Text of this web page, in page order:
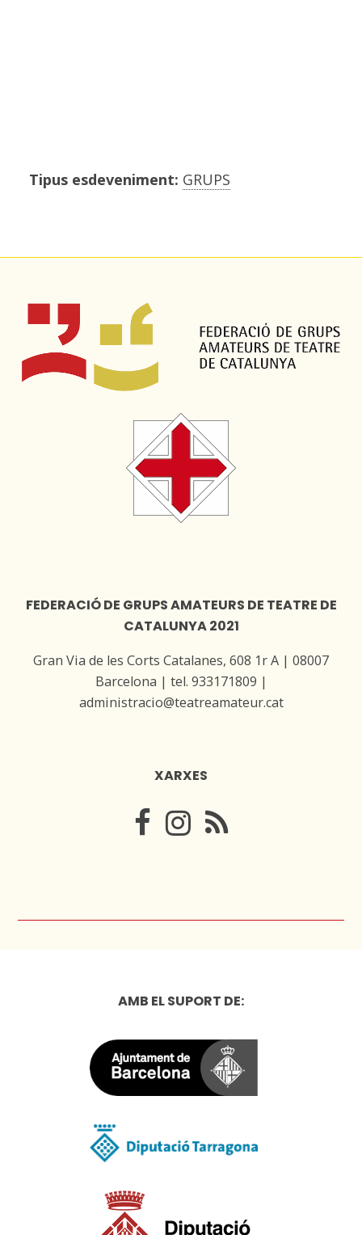
Tipus esdeveniment: GRUPS
FEDERACIÓ DE GRUPS AMATEURS DE TEATRE DE
CATALUNYA 2021
Gran Via de les Corts Catalanes, 608 1r A | 08007
Barcelona | tel. 933171809 |
administracio@teatreamateur.cat
XARXES
AMB EL SUPORT DE: